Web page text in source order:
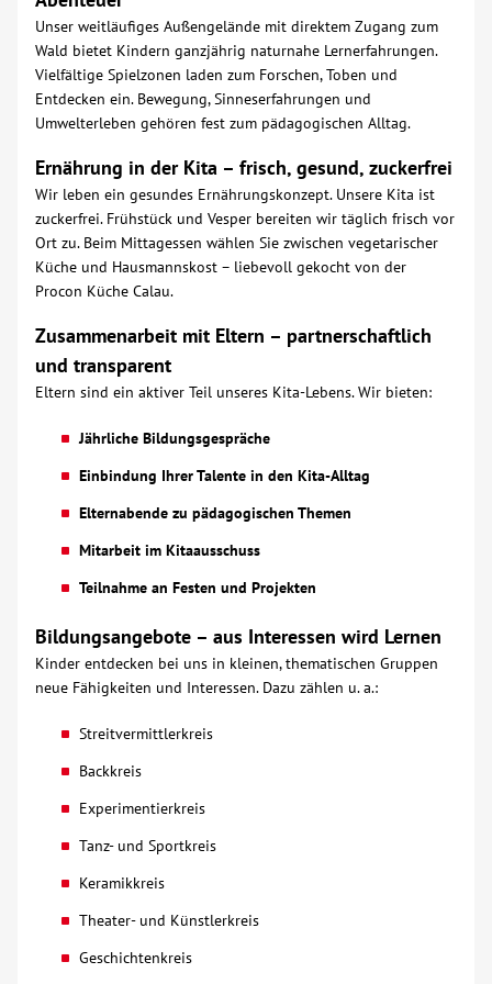
Unser weitläufiges Außengelände mit direktem Zugang zum
Wald bietet Kindern ganzjährig naturnahe Lernerfahrungen.
Vielfältige Spielzonen laden zum Forschen, Toben und
Entdecken ein. Bewegung, Sinneserfahrungen und
Umwelterleben gehören fest zum pädagogischen Alltag.
Ernährung in der Kita – frisch, gesund, zuckerfrei
Wir leben ein gesundes Ernährungskonzept. Unsere Kita ist
zuckerfrei. Frühstück und Vesper bereiten wir täglich frisch vor
Ort zu. Beim Mittagessen wählen Sie zwischen vegetarischer
Küche und Hausmannskost – liebevoll gekocht von der
Procon Küche Calau.
Zusammenarbeit mit Eltern – partnerschaftlich
und transparent
Eltern sind ein aktiver Teil unseres Kita-Lebens. Wir bieten:
Jährliche Bildungsgespräche
Einbindung Ihrer Talente in den Kita-Alltag
Elternabende zu pädagogischen Themen
Mitarbeit im Kitaausschuss
Teilnahme an Festen und Projekten
Bildungsangebote – aus Interessen wird Lernen
Kinder entdecken bei uns in kleinen, thematischen Gruppen
neue Fähigkeiten und Interessen. Dazu zählen u. a.:
Streitvermittlerkreis
Backkreis
Experimentierkreis
Tanz- und Sportkreis
Keramikkreis
Theater- und Künstlerkreis
Geschichtenkreis